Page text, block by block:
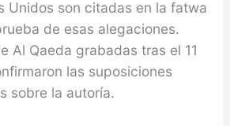
Unidos son citadas en la fatwa
de esas alegaciones.
Al Qaeda grabadas tras el 11
las suposiciones
sobre la autoría.